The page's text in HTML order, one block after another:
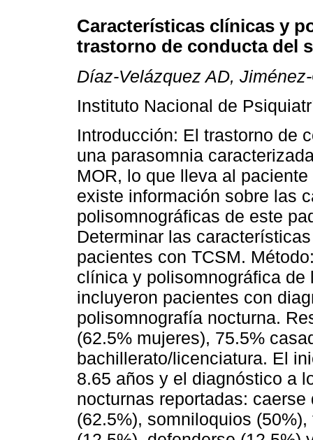
Características clínicas y
trastorno de conducta del
Díaz-Velázquez AD,
Instituto Nacional de
Introducción: El trastorno de
una parasomnia
MOR, lo que lleva al
existe información sobre las
polisomnográficas de este
Determinar las
pacientes con TCSM.
clínica y polisomnográfica
incluyeron pacientes con
polisomnografía nocturna.
(62.5% mujeres), 75.5%
bachillerato/licenciatura. El
8.65 años y el diagnóstico a
nocturnas reportadas:
(62.5%), somniloquios